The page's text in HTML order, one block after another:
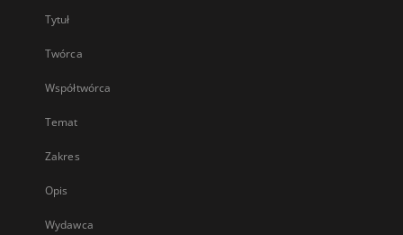
Tytuł
Twórca
Współtwórca
Temat
Zakres
Opis
Wydawca